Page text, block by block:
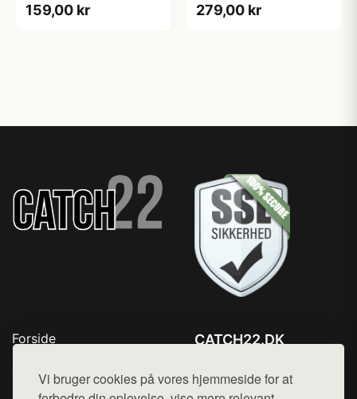
Vi bruger cookies på vores hjemmeside for at
159,00 kr 279,00 kr
Forside
Top Rabatter
Kontakt
CATCH22.DK
Mail: hej@want.dk